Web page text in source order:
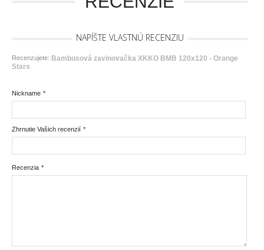
NAPÍŠTE VLASTNÚ RECENZIU
Recenzujete: Bambusová zavinovačka XKKO BMB 120x120 - Orange
Stars
*
Nickname
*
Zhrnutie Vašich recenzií
*
Recenzia